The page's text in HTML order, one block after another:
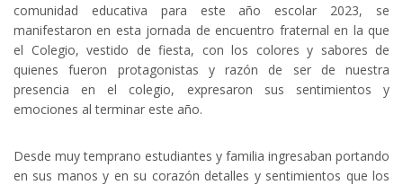
comunidad educativa para este año escolar 2023, se
manifestaron en esta jornada de encuentro fraternal en la que
el Colegio, vestido de fiesta, con los colores y sabores de
quienes fueron protagonistas y razón de ser de nuestra
presencia en el colegio, expresaron sus sentimientos y
emociones al terminar este año.
Desde muy temprano estudiantes y familia ingresaban portando
en sus manos y en su corazón detalles y sentimientos que los